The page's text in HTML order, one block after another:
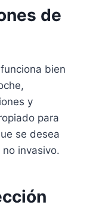
de
bien
y
para
se desea
invasivo.